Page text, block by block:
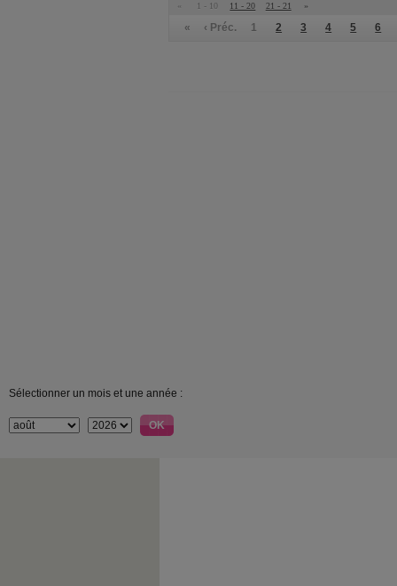
« 1 - 10 11 - 20 21 - 21 »
« ‹ Préc. 1 2 3 4 5 6
Sélectionner un mois et une année :